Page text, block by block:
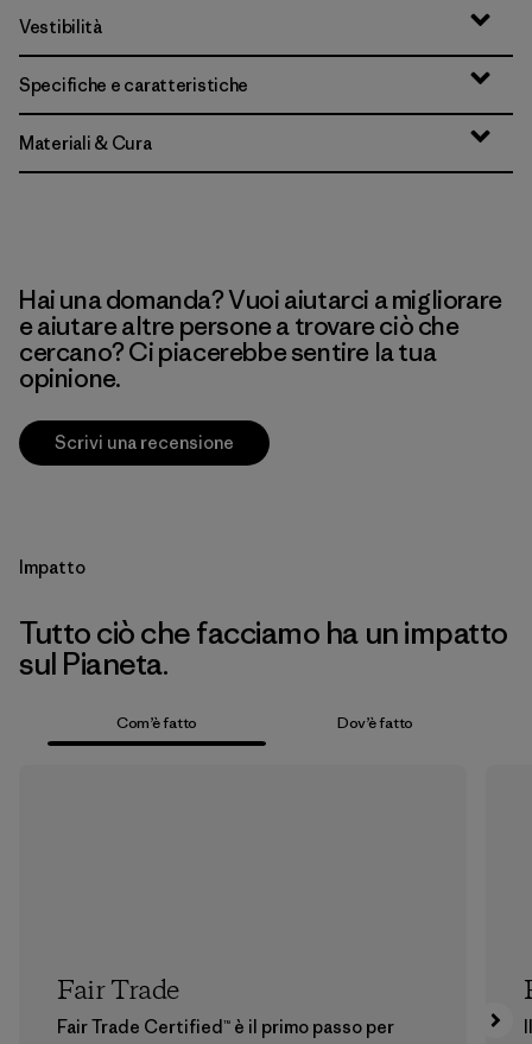
Vestibilità
Specifiche e caratteristiche
Materiali & Cura
Hai una domanda? Vuoi aiutarci a migliorare
e aiutare altre persone a trovare ciò che
cercano? Ci piacerebbe sentire la tua
opinione.
Scrivi una recensione
Impatto
Tutto ciò che facciamo ha un impatto
sul Pianeta.
Com’è fatto Dov’è fatto
Fair Trade
Fair Trade Certified™ è il primo passo per